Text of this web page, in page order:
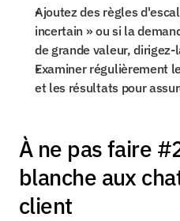
Ajoutez des règles
incertain » ou si la
de grande valeur,
Examiner régulièrement
et les résultats pour
À ne pas faire
blanche aux
client